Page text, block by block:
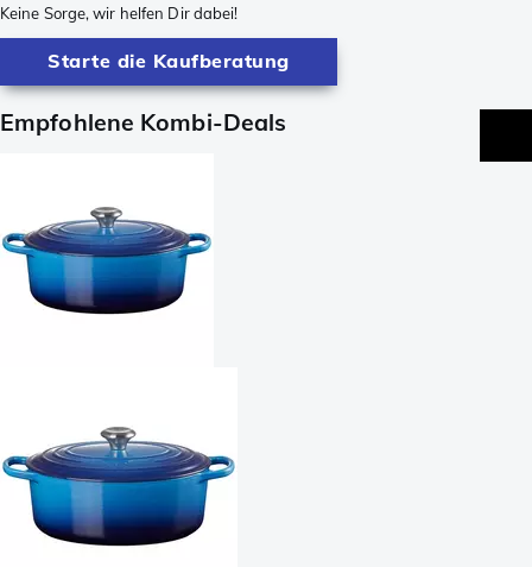
Keine Sorge, wir helfen Dir dabei!
Starte die Kaufberatung
Empfohlene Kombi-Deals